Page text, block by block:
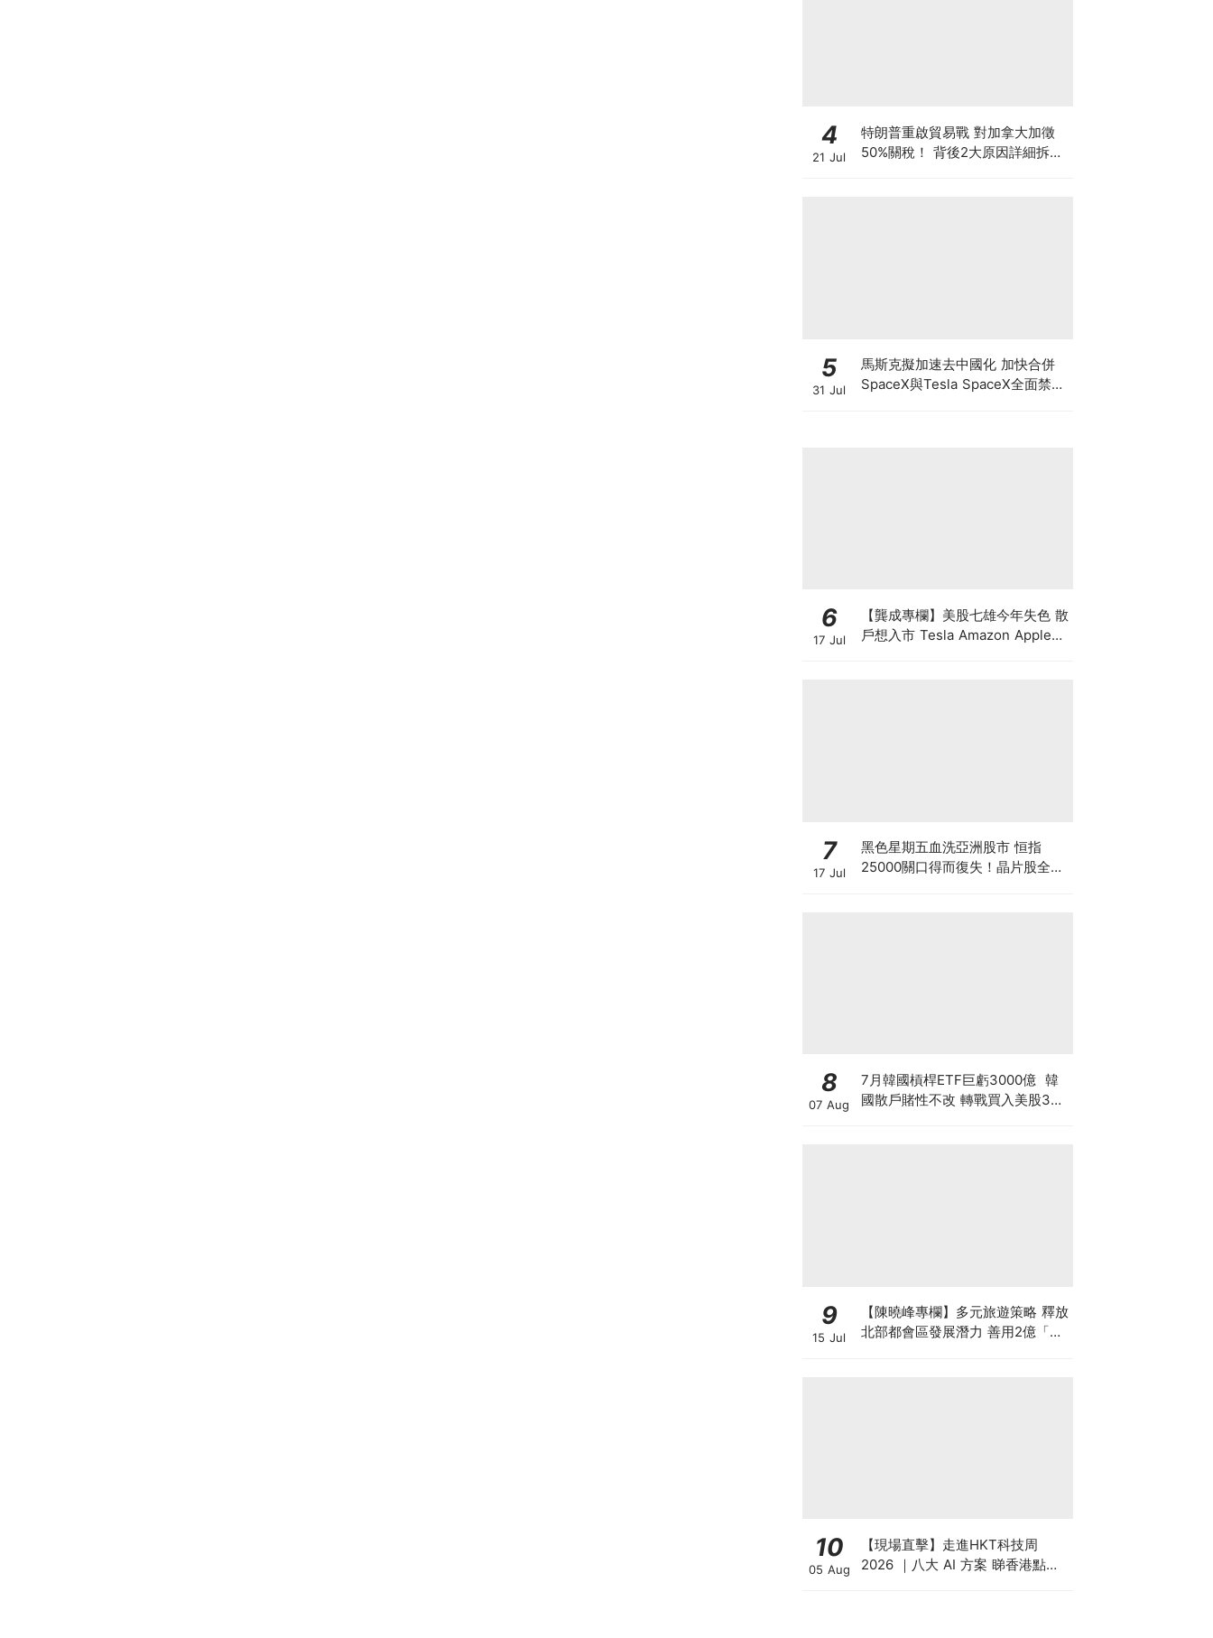
4
21 Jul
特朗普重啟貿易戰 對加拿大加徵
50%關稅！ 背後2大原因詳細拆解
5
31 Jul
馬斯克擬加速去中國化 加快合併
SpaceX與Tesla SpaceX全面禁止
6
17 Jul
【龔成專欄】美股七雄今年失色 散
戶想入市 Tesla Amazon Apple誰
7
17 Jul
黑色星期五血洗亞洲股市 恒指
25000關口得而復失！晶片股全線
8
07 Aug
7月韓國槓桿ETF巨虧3000億 韓
國散戶賭性不改 轉戰買入美股3倍
9
15 Jul
【陳曉峰專欄】多元旅遊策略 釋放
北部都會區發展潛力 善用2億「北
10
05 Aug
【現場直擊】走進HKT科技周
2026 ｜八大 AI 方案 睇香港點樣